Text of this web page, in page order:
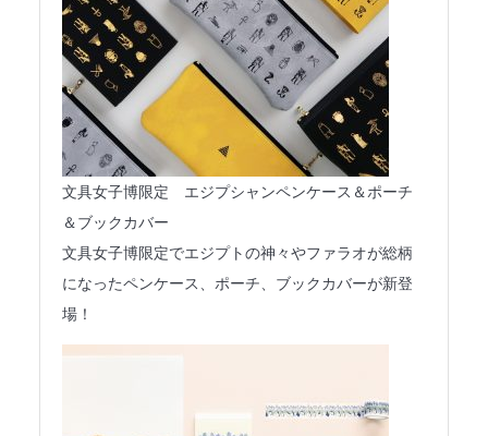
文具女子博限定 エジプシャンペンケース＆ポーチ
＆ブックカバー
文具女子博限定でエジプトの神々やファラオが総柄
になったペンケース、ポーチ、ブックカバーが新登
場！